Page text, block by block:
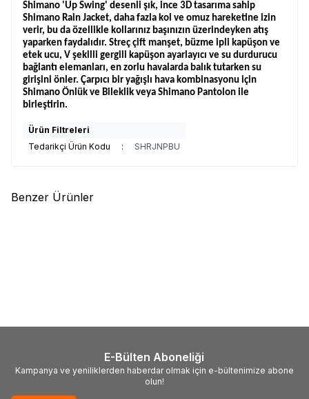
Shimano 'Up Swing' desenli şık, ince 3D tasarıma sahip
Shimano Rain Jacket, daha fazla kol ve omuz hareketine izin
verir, bu da özellikle kollarınız başınızın üzerindeyken atış
yaparken faydalıdır. Streç çift manşet, büzme ipli kapüşon ve
etek ucu, V şekilli gergili kapüşon ayarlayıcı ve su durdurucu
bağlantı elemanları, en zorlu havalarda balık tutarken su
girişini önler. Çarpıcı bir yağışlı hava kombinasyonu için
Shimano Önlük ve Bileklik veya Shimano Pantolon ile
birleştirin.
Ürün Filtreleri
Tedarikçi Ürün Kodu
: SHRJNPBU
Benzer Ürünler
E-Bülten Aboneliği
Kampanya ve yeniliklerden haberdar olmak için e-bültenimize abone
olun!